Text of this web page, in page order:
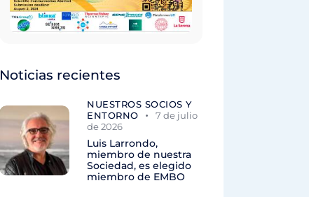
Noticias recientes
NUESTROS SOCIOS Y
ENTORNO
7 de julio
de 2026
Luis Larrondo,
miembro de nuestra
Sociedad, es elegido
miembro de EMBO